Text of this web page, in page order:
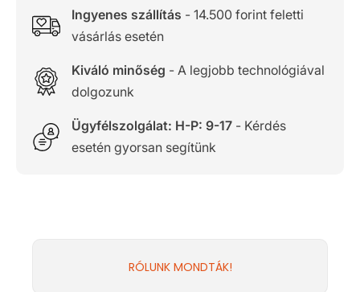
Ingyenes szállítás - 14.500 forint feletti
vásárlás esetén
Kiváló minőség - A legjobb technológiával
dolgozunk
Ügyfélszolgálat: H-P: 9-17- Kérdés
esetén gyorsan segítünk
RÓLUNK MONDTÁK!